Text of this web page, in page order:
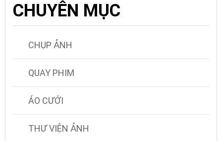
CHUYÊN MỤC
CHỤP ẢNH
QUAY PHIM
ÁO CƯỚI
THƯ VIỆN ẢNH